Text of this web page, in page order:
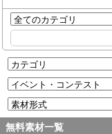
無料素材一覧